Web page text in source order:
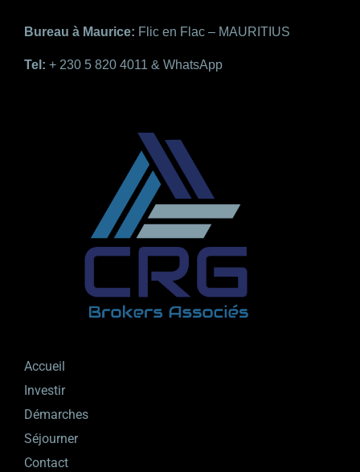
Bureau à Maurice: Flic en Flac – MAURITIUS
Tel: + 230 5 820 4011 & WhatsApp
Accueil
Investir
Démarches
Séjourner
Contact